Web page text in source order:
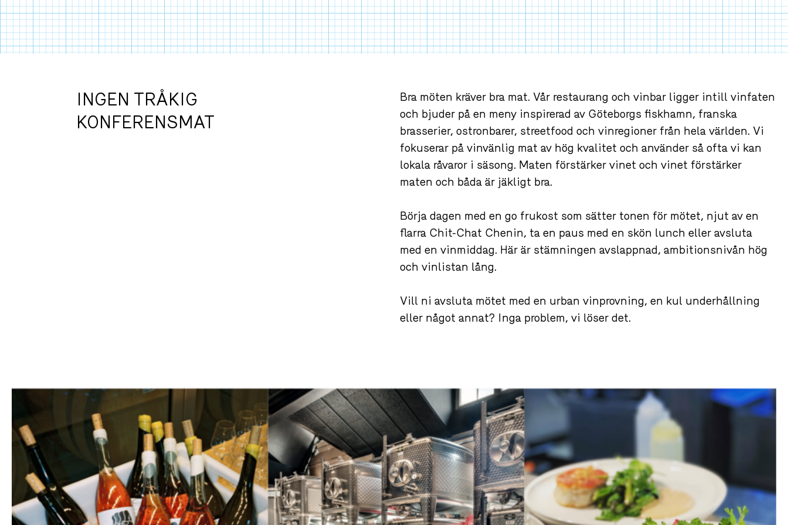
INGEN TRÅKIG
KONFERENSMAT
vinfaten och bjuder på en meny inspirerad av Göteborgs fiskhamn,
franska brasserier, ostronbarer, streetfood och vinregioner från hela
världen. Vi fokuserar på vinvänlig mat av hög kvalitet och använder så
ofta vi kan lokala råvaror i säsong. Maten förstärker vinet och vinet
förstärker maten och båda är jäkligt bra.
flarra Chit-Chat Chenin, ta en paus med en skön lunch eller avsluta
med en vinmiddag. Här är stämningen avslappnad, ambitionsnivån hög
och vinlistan lång.
eller något annat? Inga problem, vi löser det.